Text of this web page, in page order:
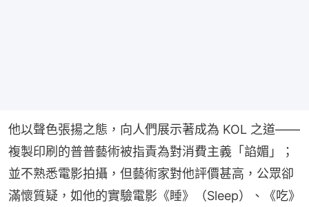
他以聲色張揚之態，向人們展示著成為 KOL 之道——
複製印刷的普普藝術被指責為對消費主義「諂媚」；
並不熟悉電影拍攝，但藝術家對他評價甚高，公眾卻
滿懷質疑，如他的實驗電影《睡》（Sleep）、《吃》